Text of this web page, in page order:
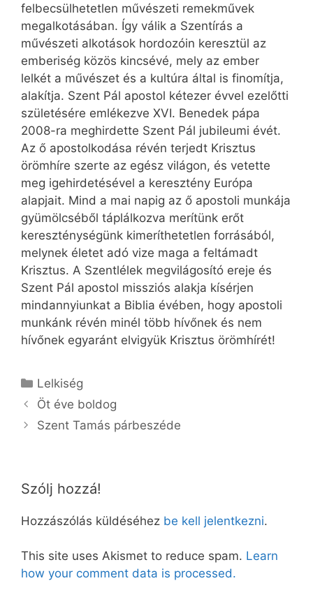
felbecsülhetetlen művészeti remekművek
megalkotásában. Így válik a Szentírás a
művészeti alkotások hordozóin keresztül az
emberiség közös kincsévé, mely az ember
lelkét a művészet és a kultúra által is finomítja,
alakítja. Szent Pál apostol kétezer évvel ezelőtti
születésére emlékezve XVI. Benedek pápa
2008-ra meghirdette Szent Pál jubileumi évét.
Az ő apostolkodása révén terjedt Krisztus
örömhíre szerte az egész világon, és vetette
meg igehirdetésével a keresztény Európa
alapjait. Mind a mai napig az ő apostoli munkája
gyümölcséből táplálkozva merítünk erőt
kereszténységünk kimeríthetetlen forrásából,
melynek életet adó vize maga a feltámadt
Krisztus. A Szentlélek megvilágosító ereje és
Szent Pál apostol missziós alakja kísérjen
mindannyiunkat a Biblia évében, hogy apostoli
munkánk révén minél több hívőnek és nem
hívőnek egyaránt elvigyük Krisztus örömhírét!
Kategória
Lelkiség
Öt éve boldog
Szent Tamás párbeszéde
Szólj hozzá!
Hozzászólás küldéséhez be kell jelentkezni.
This site uses Akismet to reduce spam. Learn
how your comment data is processed.